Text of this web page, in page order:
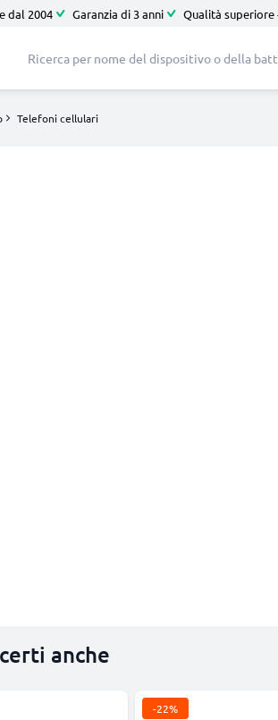
dal 2004 Garanzia di 3 anni Qualità superiore
Telefoni cellulari
anche
-22%